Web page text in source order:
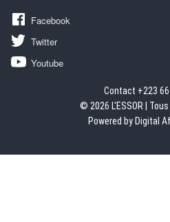
Facebook
Twitter
Youtube
Contact +223
© 2026 L'ESSOR |
Powered by Digital